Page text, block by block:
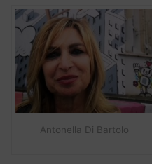
Antonella Di Bartolo